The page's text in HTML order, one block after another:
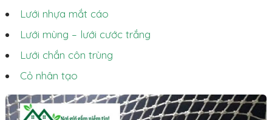
Lưới nhựa mắt cáo
Lưới mùng – lưới cước trắng
Lưới chắn côn trùng
Cỏ nhân tạo